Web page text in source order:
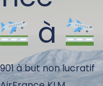
à
à but non lucratif